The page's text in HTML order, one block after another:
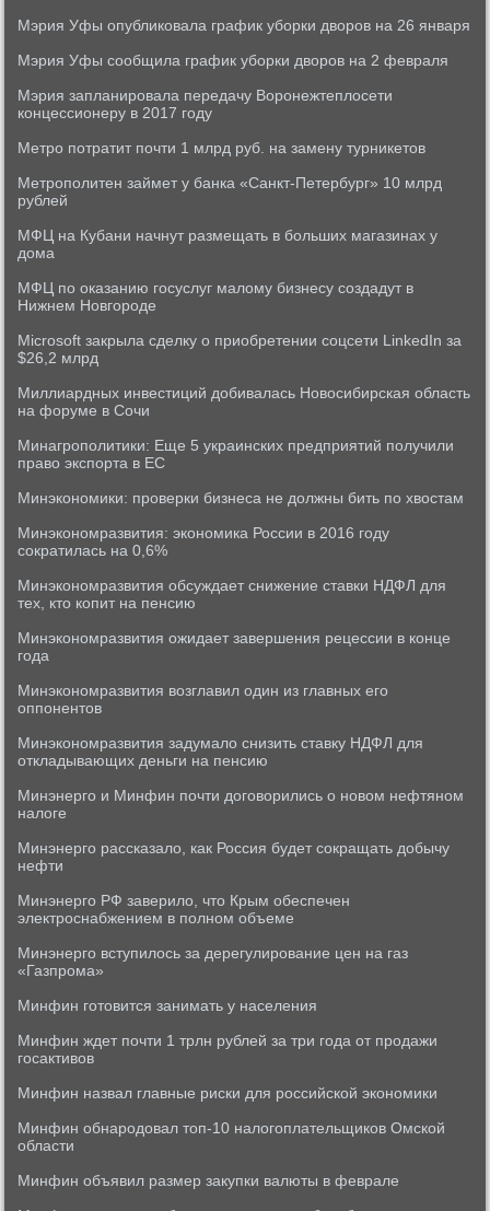
Мэрия Уфы опубликовала график уборки дворов на 26 января
Мэрия Уфы сообщила график уборки дворов на 2 февраля
Мэрия запланировала передачу Воронежтеплосети
концессионеру в 2017 году
Метро потратит почти 1 млрд руб. на замену турникетов
Метрополитен займет у банка «Санкт-Петербург» 10 млрд
рублей
МФЦ на Кубани начнут размещать в больших магазинах у
дома
МФЦ по оказанию госуслуг малому бизнесу создадут в
Нижнем Новгороде
Microsoft закрыла сделку о приобретении соцсети LinkedIn за
$26,2 млрд
Миллиардных инвестиций добивалась Новосибирская область
на форуме в Сочи
Минагрополитики: Еще 5 украинских предприятий получили
право экспорта в ЕС
Минэкономики: проверки бизнеса не должны бить по хвостам
Минэкономразвития: экономика России в 2016 году
сократилась на 0,6%
Минэкономразвития обсуждает снижение ставки НДФЛ для
тех, кто копит на пенсию
Минэкономразвития ожидает завершения рецессии в конце
года
Минэкономразвития возглавил один из главных его
оппонентов
Минэкономразвития задумало снизить ставку НДФЛ для
откладывающих деньги на пенсию
Минэнерго и Минфин почти договорились о новом нефтяном
налоге
Минэнерго рассказало, как Россия будет сокращать добычу
нефти
Минэнерго РФ заверило, что Крым обеспечен
электроснабжением в полном объеме
Минэнерго вступилось за дерегулирование цен на газ
«Газпрома»
Минфин готовится занимать у населения
Минфин ждет почти 1 трлн рублей за три года от продажи
госактивов
Минфин назвал главные риски для российской экономики
Минфин обнародовал топ-10 налогоплательщиков Омской
области
Минфин объявил размер закупки валюты в феврале